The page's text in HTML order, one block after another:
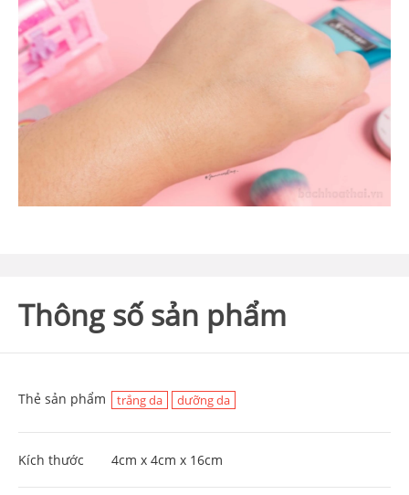
Thông số sản phẩm
Thẻ sản phẩm trắng da dưỡng da
Kích thước 4cm x 4cm x 16cm